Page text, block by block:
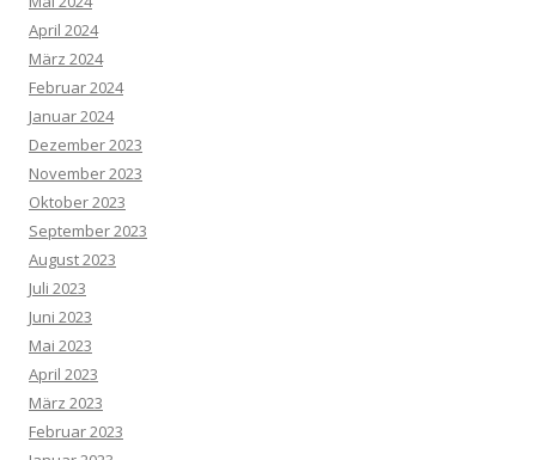
April 2024
März 2024
Februar 2024
Januar 2024
Dezember 2023
November 2023
Oktober 2023
September 2023
August 2023
Juli 2023
Juni 2023
Mai 2023
April 2023
März 2023
Februar 2023